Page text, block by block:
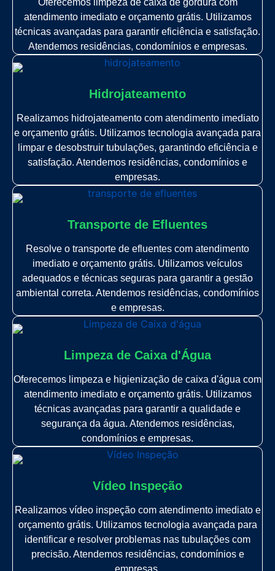
Oferecemos limpeza de caixa de gordura com
atendimento imediato e orçamento grátis. Utilizamos
técnicas avançadas para garantir eficiência e satisfação.
Atendemos residências, condomínios e empresas.
Hidrojateamento
Realizamos hidrojateamento com atendimento imediato
e orçamento grátis. Utilizamos tecnologia avançada para
limpar e desobstruir tubulações, garantindo eficiência e
satisfação. Atendemos residências, condomínios e
empresas.
Transporte de Efluentes
Resolve o transporte de efluentes com atendimento
imediato e orçamento grátis. Utilizamos veículos
adequados e técnicas seguras para garantir a gestão
ambiental correta. Atendemos residências, condomínios
e empresas.
Limpeza de Caixa d'Água
Oferecemos limpeza e higienização de caixa d'água com
atendimento imediato e orçamento grátis. Utilizamos
técnicas avançadas para garantir a qualidade e
segurança da água. Atendemos residências,
condomínios e empresas.
Vídeo Inspeção
Realizamos vídeo inspeção com atendimento imediato e
orçamento grátis. Utilizamos tecnologia avançada para
identificar e resolver problemas nas tubulações com
precisão. Atendemos residências, condomínios e
empresas.